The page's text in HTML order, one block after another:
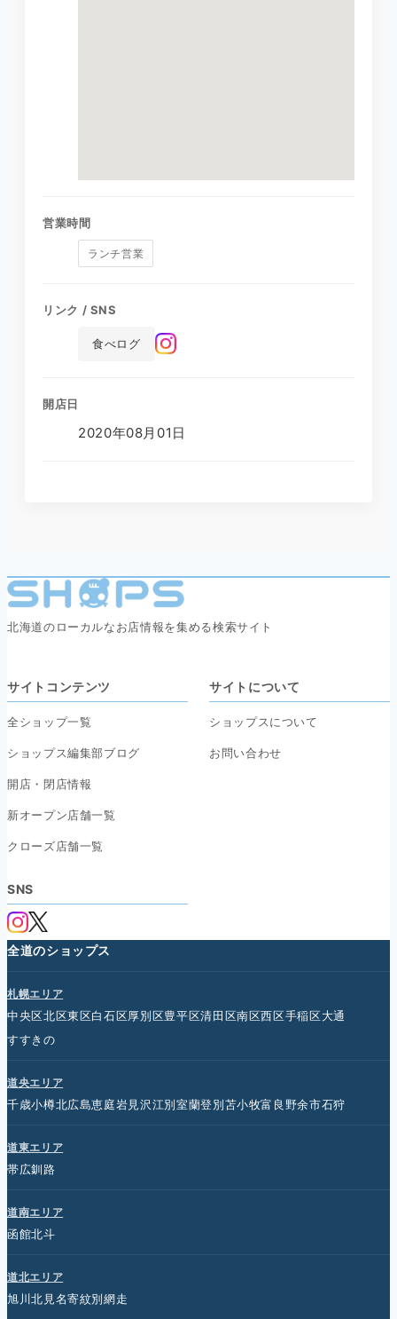
営業時間
ランチ営業
リンク / SNS
食べログ
開店日
2020年08月01日
北海道のローカルなお店情報を集める検索サイト
サイトコンテンツ
全ショップ一覧
ショップス編集部ブログ
開店・閉店情報
新オープン店舗一覧
クローズ店舗一覧
サイトについて
ショップスについて
お問い合わせ
SNS
全道のショップス
札幌エリア
中央区北区東区白石区厚別区豊平区清田区南区西区手稲区大通
すすきの
道央エリア
千歳小樽北広島恵庭岩見沢江別室蘭登別苫小牧富良野余市石狩
道東エリア
帯広釧路
道南エリア
函館北斗
道北エリア
旭川北見 名寄紋別網走